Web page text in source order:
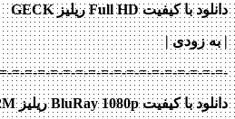
دانلود با کیفیت Full HD ریلیز GECK
| به زودی |
=-=-=-=-=-=-=-=-=-=-=-=-=-=-=-=-=-
دانلود با کیفیت BluRay 1080p ریلیز F2M